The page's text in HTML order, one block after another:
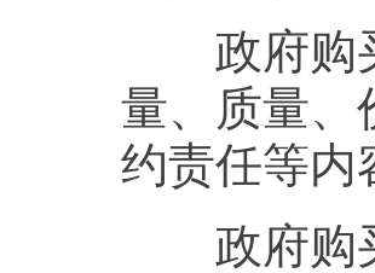
政府购买
量、质量、
约责任等内
政府购买